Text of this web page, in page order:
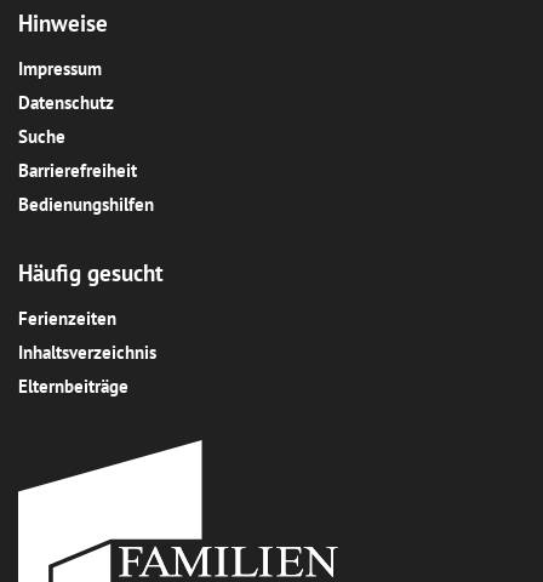
Hinweise
Impressum
Datenschutz
Suche
Barrierefreiheit
Bedienungshilfen
Häufig gesucht
Ferienzeiten
Inhaltsverzeichnis
Elternbeiträge